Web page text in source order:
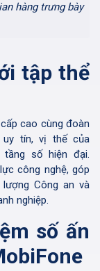
hàng trưng bày
tập thể
cao cùng đoàn
tín, vị thế của
tầng số hiện đại.
công nghệ, góp
Công an và
nghiệp.
số ấn